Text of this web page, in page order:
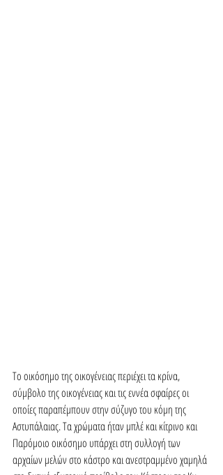
Το οικόσημο της οικογένειας περιέχει τα κρίνα,
σύμβολο της οικογένειας και τις εννέα σφαίρες οι
οποίες παραπέμπουν στην σύζυγο του κόμη της
Αστυπάλαιας. Τα χρώματα ήταν μπλέ και κίτρινο και
Παρόμοιο οικόσημο υπάρχει στη συλλογή των
αρχαίων μελών στο κάστρο και ανεστραμμένο χαμηλά